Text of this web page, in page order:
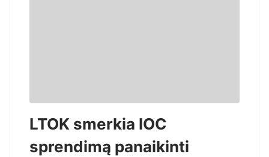
LTOK smerkia IOC
sprendimą panaikinti